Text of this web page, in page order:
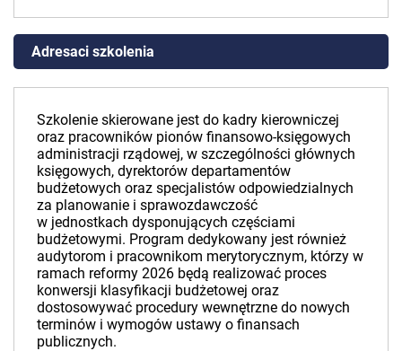
Adresaci szkolenia
Szkolenie skierowane jest do kadry kierowniczej
oraz pracowników pionów finansowo-księgowych
administracji rządowej, w szczególności głównych
księgowych, dyrektorów departamentów
budżetowych oraz specjalistów odpowiedzialnych
za planowanie i sprawozdawczość
w jednostkach dysponujących częściami
budżetowymi. Program dedykowany jest również
audytorom i pracownikom merytorycznym, którzy w
ramach reformy 2026 będą realizować proces
konwersji klasyfikacji budżetowej oraz
dostosowywać procedury wewnętrzne do nowych
terminów i wymogów ustawy o finansach
publicznych.